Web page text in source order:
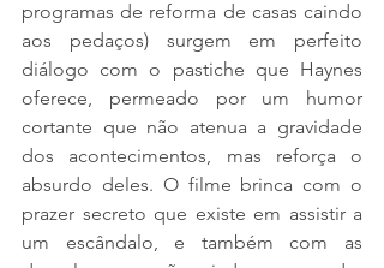
programas de reforma de casas caindo
aos pedaços) surgem em perfeito
diálogo com o pastiche que Haynes
oferece, permeado por um humor
cortante que não atenua a gravidade
dos acontecimentos, mas reforça o
absurdo deles. O filme brinca com o
prazer secreto que existe em assistir a
um escândalo, e também com as